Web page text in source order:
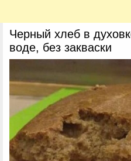
Черный хлеб в
воде, без закваски